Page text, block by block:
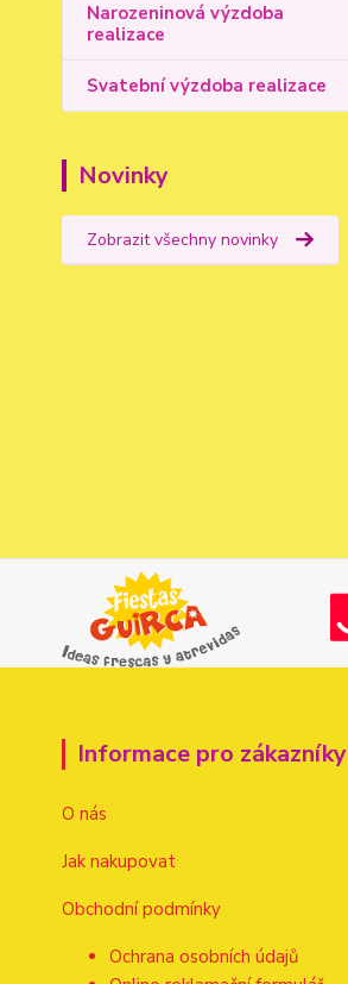
Narozeninová výzdoba
realizace
Svatební výzdoba realizace
Novinky
Zobrazit všechny novinky
Informace pro zákazníky
O nás
Jak nakupovat
Obchodní podmínky
Ochrana osobních údajů